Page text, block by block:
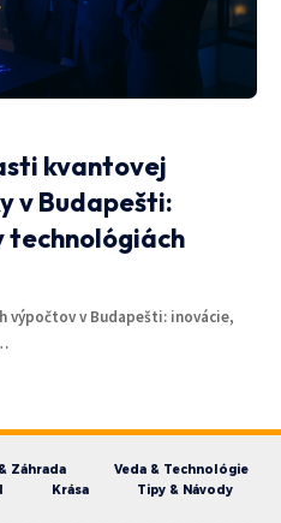
kvantovej
v Budapešti:
technológiách
výpočtov v Budapešti: inovácie,
Záhrada
Veda & Technológie
Krása Tipy & Návody